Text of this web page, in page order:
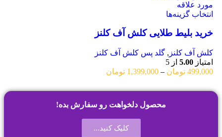
مورد علاقه
انتخاب گزینه‌ها
خرید بلیط طلایی کلش آف کلنز
کلش آف کلنز , گلد پس کلش آف کلنز
امتیاز 5.00 از 5
499,000 تومان –
1,399,000 تومان
محصول دلخواهت رو سفارش بده!
کلیک کنید...